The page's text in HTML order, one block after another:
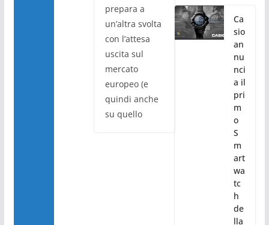
prepara a
un’altra svolta
con l’attesa
uscita sul
mercato
europeo (e
quindi anche
su quello
Ca
sio
an
nu
nci
a il
pri
m
o
S
m
art
wa
tc
h
de
lla